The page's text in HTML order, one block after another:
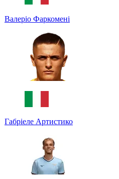
Валеріо Фаркомені
Габріеле Артистико